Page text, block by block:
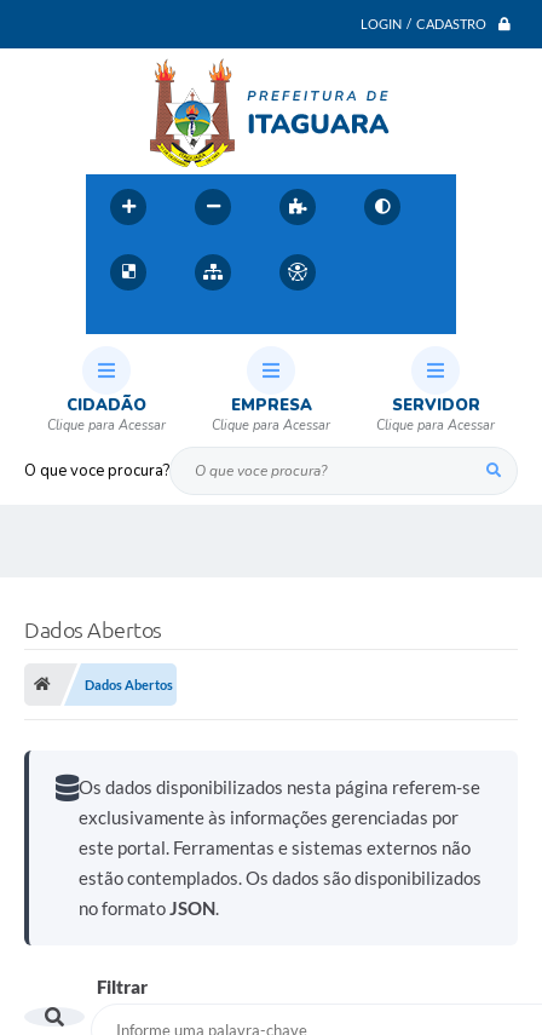
LOGIN / CADASTRO
O que voce procura?
CIDADÃO EMPRESA SERVIDOR
Dados Abertos
Dados Abertos
Os dados disponibilizados nesta página referem-se
exclusivamente às informações gerenciadas por
este portal. Ferramentas e sistemas externos não
estão contemplados. Os dados são disponibilizados
no formatoJSON.
Filtrar